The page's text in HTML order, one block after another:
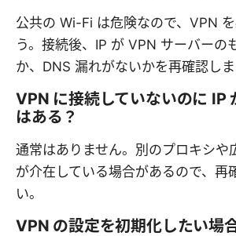
公共の Wi-Fi は危険なので、VPN
う。接続後、IP が VPN サーバーの
か、DNS 漏れがないかを再確認しま
VPN に接続していないのに IP
はある？
通常はありません。別のプロキシや
が介在している場合があるので、再
い。
VPN の設定を初期化したい場